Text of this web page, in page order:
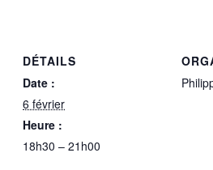
DÉTAILS
Date :
6 février
Heure :
18h30 – 21h00